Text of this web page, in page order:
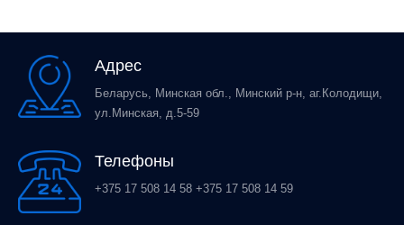
Адрес
Беларусь, Минская обл., Минский р-н, аг.Колодищи,
ул.Минская, д.5-59
Телефоны
+375 17 508 14 58 +375 17 508 14 59